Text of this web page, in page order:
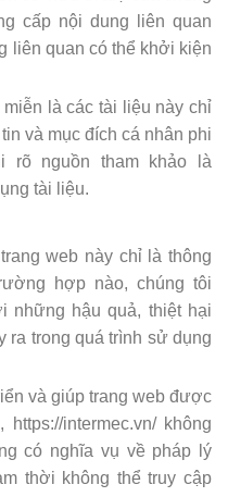
cấp nội dung liên quan
liên quan có thể khởi kiện
là các tài liệu này chỉ
và mục đích cá nhân phi
rõ nguồn tham khảo là
tài liệu.
web này chỉ là thông
hợp nào, chúng tôi
những hậu quả, thiệt hại
ra trong quá trình sử dụng
và giúp trang web được
intermec.vn/ không
có nghĩa vụ về pháp lý
thời không thể truy cập